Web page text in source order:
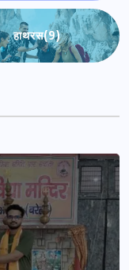
हाथरस(9)